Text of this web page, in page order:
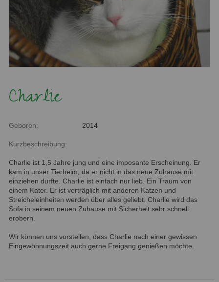
Charlie
Geboren: 2014
Kurzbeschreibung:
Charlie ist 1,5 Jahre jung und eine imposante Erscheinung. Er
kam in unser Tierheim, da er nicht in das neue Zuhause mit
einziehen durfte. Charlie ist einfach nur lieb. Ein Traum von
einem Kater. Er ist verträglich mit anderen Katzen und
Streicheleinheiten werden über alles geliebt. Charlie wird das
Sofa in seinem neuen Zuhause mit Sicherheit sehr schnell
erobern.
Wir können uns vorstellen, dass Charlie nach einer gewissen
Eingewöhnungszeit auch gerne Freigang genießen möchte.